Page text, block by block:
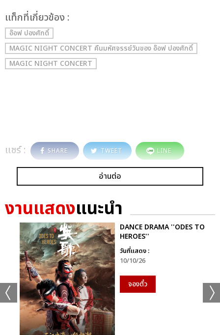
เเท็กที่เกี่ยวข้อง :
อ๊อฟ ปองศักดิ์
MAGIC NIGHT CONCERT คืนมหัศจรรย์วันของ อ๊อฟ ปองศักดิ์
MAGIC NIGHT CONCERT
แชร์ : SHARE TWEET LINE
อ่านต่อ
งานแสดงแนะนำ
DANCE DRAMA ''ODES TO
HEROES''
วันที่แสดง :
10/10/26
จองตั๋ว